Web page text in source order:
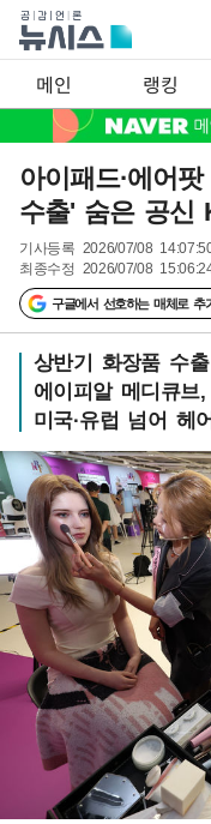
메인 랭킹
아이패드·에어
수출' 숨은 공신
기사등록 2026/07/08
최종수정 2026/07/08
구글에서 선호하는 매체로 추
상반기 화장품 수
에이피알 메디큐브
미국·유럽 넘어 헤